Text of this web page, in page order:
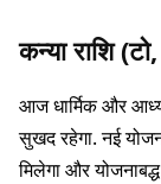
कन्या राशि
आज धार्मिक और
सुखद रहेगा. नई
मिलेगा और